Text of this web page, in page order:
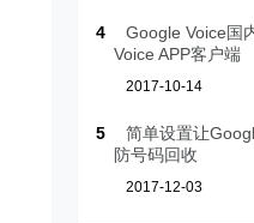
4
Google Voice国
Voice APP客户端
2017-10-14
5
简单设置让
防号码回收
2017-12-03